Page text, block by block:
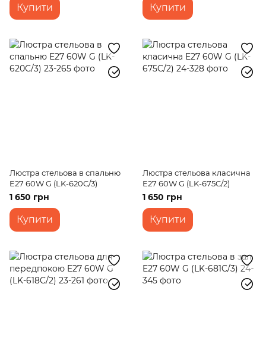
Купити Купити
Люстра стельова в спальню
E27 60W G (LK-620C/3)
1 650 грн
Купити
Люстра стельова класична
E27 60W G (LK-675C/2)
1 650 грн
Купити